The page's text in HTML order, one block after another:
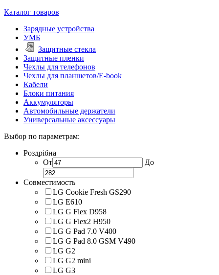
Каталог товаров
Зарядные устройства
УМБ
Защитные стекла
Защитные пленки
Чехлы для телефонов
Чехлы для планшетов/E-book
Кабели
Блоки питания
Аккумуляторы
Автомобильные держатели
Универсальные аксессуары
Выбор по параметрам:
Роздрібна
От
До
Совместимость
LG Cookie Fresh GS290
LG E610
LG G Flex D958
LG G Flex2 H950
LG G Pad 7.0 V400
LG G Pad 8.0 GSM V490
LG G2
LG G2 mini
LG G3